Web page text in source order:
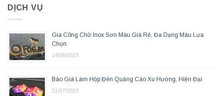
DỊCH VỤ
Gia Công Chữ Inox Sơn Màu Giá Rẻ, Đa Dạng Màu Lựa
Chọn
14/06/2023
Báo Giá Làm Hộp Đèn Quảng Cáo Xu Hướng, Hiện Đại
21/07/2023